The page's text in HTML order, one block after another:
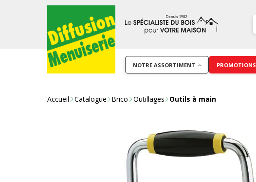
NOTRE ASSORTIMENT PROMOTIONS
Accueil Catalogue Brico Outillages Outils à main